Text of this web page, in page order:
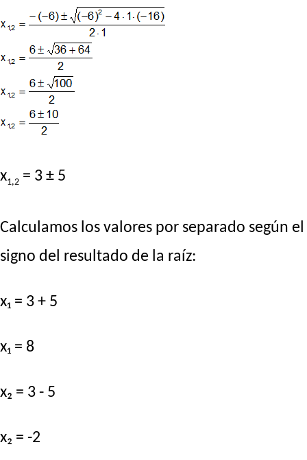
x1,2 = 3 ± 5
Calculamos los valores por separado según el
signo del resultado de la raíz:
x₁ = 3 + 5
x₁ = 8
x₂ = 3 - 5
x₂ = -2